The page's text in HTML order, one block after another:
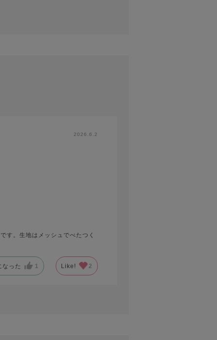
2026.6.2
す。生地はメッシュでべたつく
なった 1 Like! 2